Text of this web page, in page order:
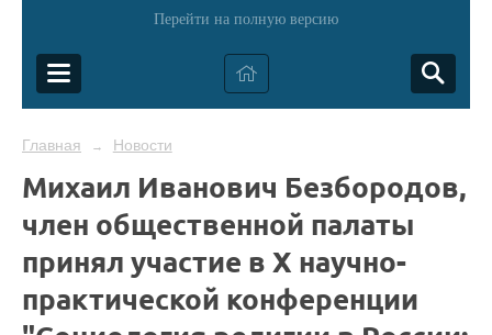
Перейти на полную версию
Главная → Новости
Михаил Иванович Безбородов,
член общественной палаты
принял участие в X научно-
практической конференции